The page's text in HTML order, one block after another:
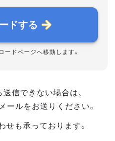
ドする
ードページへ移動します。
信できない場合は、
ールをお送りください。
せも承っております。